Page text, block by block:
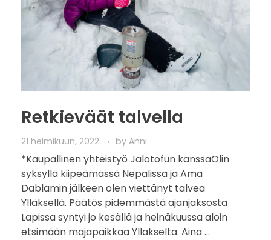
Retkieväät talvella
21 helmikuun, 2022 by Anni
*Kaupallinen yhteistyö Jalotofun kanssaOlin
syksyllä kiipeämässä Nepalissa ja Ama
Dablamin jälkeen olen viettänyt talvea
Ylläksellä. Päätös pidemmästä ajanjaksosta
Lapissa syntyi jo kesällä ja heinäkuussa aloin
etsimään majapaikkaa Ylläkseltä. Aina ...